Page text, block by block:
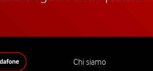
Chi siamo